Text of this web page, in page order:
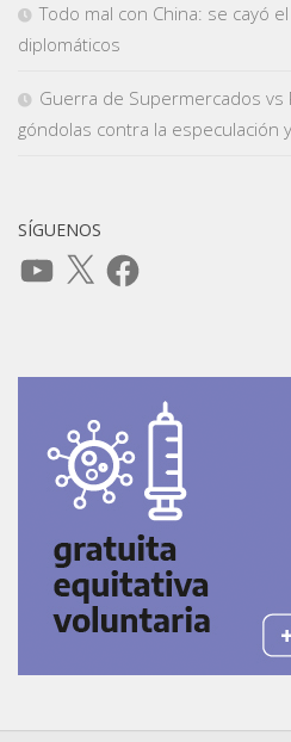
Todo mal con China: se cayó
diplomáticos
Guerra de Supermercados
góndolas contra la especulación
SÍGUENOS
YouTube
X Facebook